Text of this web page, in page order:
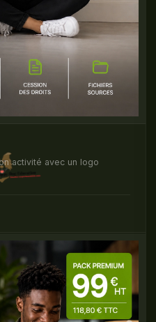
activité avec un logo